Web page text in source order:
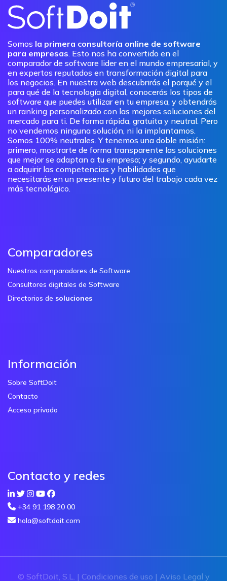
Somos la primera consultoría online de software
para empresas. Esto nos ha convertido en el
comparador de software lider en el mundo empresarial, y
en expertos reputados en transformación digital para
los negocios. En nuestra web descubrirás el porqué y el
para qué de la tecnología digital, conocerás los tipos de
software que puedes utilizar en tu empresa, y obtendrás
un ranking personalizado con las mejores soluciones del
mercado para ti. De forma rápida, gratuita y neutral. Pero
no vendemos ninguna solución, ni la implantamos.
Somos 100% neutrales. Y tenemos una doble misión:
primero, mostrarte de forma transparente las soluciones
que mejor se adaptan a tu empresa; y segundo, ayudarte
a adquirir las competencias y habilidades que
necesitarás en un presente y futuro del trabajo cada vez
más tecnológico.
Comparadores
Nuestros comparadores de Software
Consultores digitales de Software
Directorios de soluciones
Información
Sobre SoftDoit
Contacto
Acceso privado
Contacto y redes
+34 91 198 20 00
hola@softdoit.com
© SoftDoit, S.L. | Condiciones de uso | Aviso Legal y